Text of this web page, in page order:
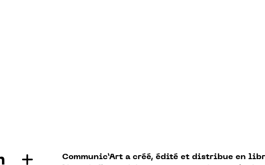
Communic’Art a créé, édité et distribue en